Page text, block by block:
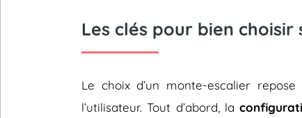
Les clés pour bien choisir
Le choix d’un monte-escalier repose
l’utilisateur. Tout d’abord, la